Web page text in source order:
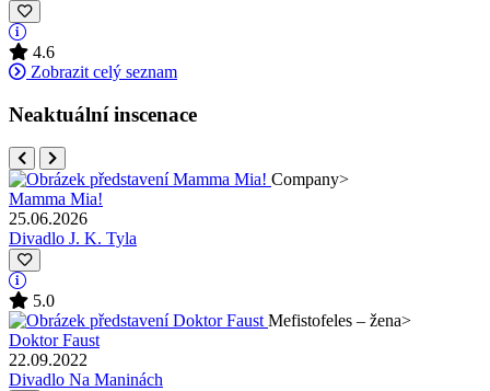
4.6
Zobrazit celý seznam
Neaktuální inscenace
Company>
Mamma Mia!
25.06.2026
Divadlo J. K. Tyla
5.0
Mefistofeles – žena>
Doktor Faust
22.09.2022
Divadlo Na Maninách